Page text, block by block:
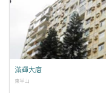
滿輝大廈
東半山